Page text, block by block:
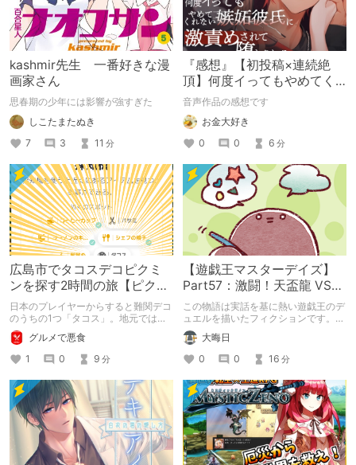
kashmir先生 一番好きな漫
画家さん
思春期の少年には影響が強すぎた
しこたまたぬき
7
3 11 分
『感想』【初投稿×連続絶
頂】何度イってもやめてく
れない嫉妬彼氏に激責めさ
れて堕とされる。
音声作品の感想です
お金大好き
0
0 6 分
広島市でタコスデコピクミ
ンを探す2時間の旅【ピクミ
ンブルーム / Pikmin
Bloom】
日本のプレイヤーからすると難関デコ
のうちの1つ「タコス」。地元では見
つけられなかった男が広島で探す旅を
お送りします。ねくすと5月のテーマ
「お出かけの記録」。
グルメで悪食
1
0 9 分
【遊戯王マスターデイズ】
Part57：激闘！天盃龍 VS
千年D【架空デュエル】
この物語は実話を基に熱い遊戯王のデ
ュエルを描いたフィクションです。
（自分用メモ：2025-05-14）
大晦日
0
0 16 分